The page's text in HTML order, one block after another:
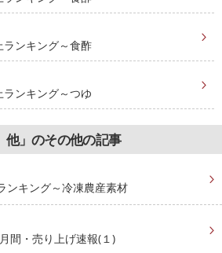
ランキング～食酢
ランキング～つゆ
他」のその他の記事
ンキング～冷凍農産素材
間・売り上げ速報(１)